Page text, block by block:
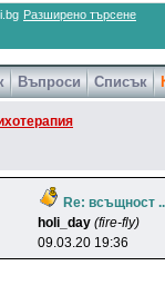
Разширено търсене
Въпроси Списък
Re: всъщност
holi_day (fire-fly)
09.03.20 19:36